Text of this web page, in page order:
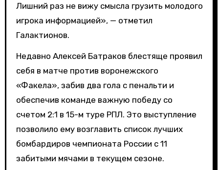
Лишний раз не вижу смысла грузить молодого
игрока информацией», — отметил
Галактионов.
Недавно Алексей Батраков блестяще проявил
себя в матче против воронежского
«Факела», забив два гола с пенальти и
обеспечив команде важную победу со
счетом 2:1 в 15-м туре РПЛ. Это выступление
позволило ему возглавить список лучших
бомбардиров чемпионата России с 11
забитыми мячами в текущем сезоне.